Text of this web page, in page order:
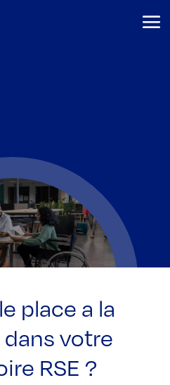
place a la
votre
RSE ?